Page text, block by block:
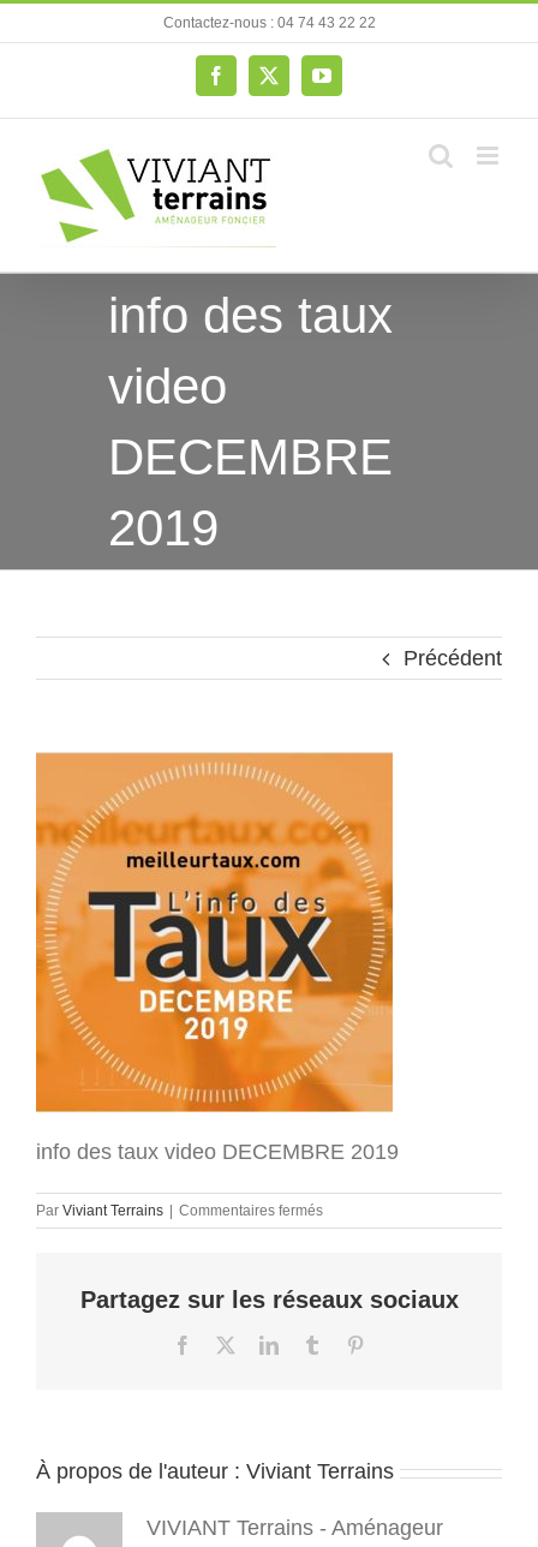
au
Contactez-nous : 04 74 43 22 22
Facebook
X YouTube
info des taux
video
DECEMBRE
2019
Précédent
info des taux video DECEMBRE 2019
Par Viviant Terrains Commentaires ferméssur
info
video
2019
Partagez sur les réseaux sociaux
Facebook LinkedInTumblr
À propos de l'auteur : Viviant Terrains
VIVIANT Terrains - Aménageur